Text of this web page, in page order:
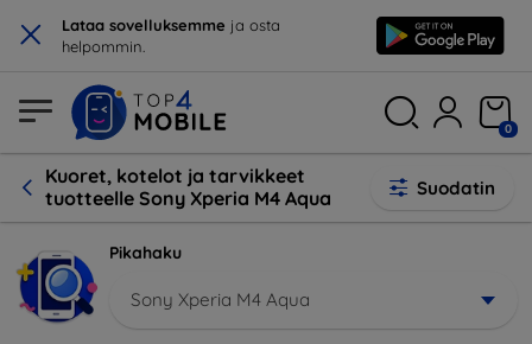
× Lataa sovelluksemme ja osta
helpommin.
0
Kuoret, kotelot ja tarvikkeet
tuotteelle Sony Xperia M4 Aqua
Suodatin
Pikahaku
Sony Xperia M4 Aqua